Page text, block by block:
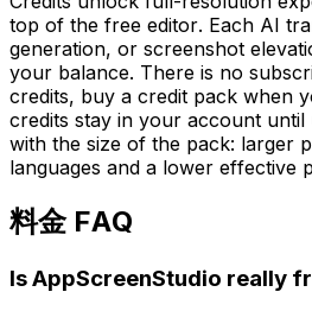
top of the free editor. Each AI
generation, or screenshot
your balance. There is no
credits, buy a credit pack when
credits stay in your account until
with the size of the pack: larger
languages and a lower effective
料金 FAQ
Is AppScreenStudio really